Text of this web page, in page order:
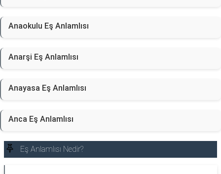
Anaokulu Eş Anlamlısı
Anarşi Eş Anlamlısı
Anayasa Eş Anlamlısı
Anca Eş Anlamlısı
Eş Anlamlısı Nedir?